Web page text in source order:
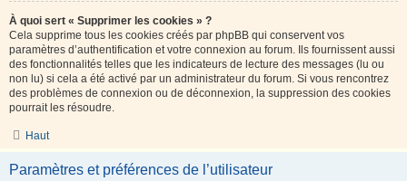
À quoi sert « Supprimer les cookies » ?
Cela supprime tous les cookies créés par phpBB qui conservent vos
paramètres d’authentification et votre connexion au forum. Ils fournissent aussi
des fonctionnalités telles que les indicateurs de lecture des messages (lu ou
non lu) si cela a été activé par un administrateur du forum. Si vous rencontrez
des problèmes de connexion ou de déconnexion, la suppression des cookies
pourrait les résoudre.
Haut
Paramètres et préférences de l’utilisateur